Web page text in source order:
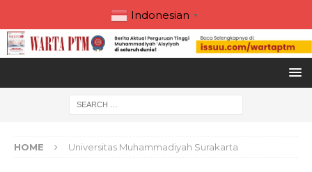
Indonesian ▼
HOME Universitas Muhammadiyah Surakarta